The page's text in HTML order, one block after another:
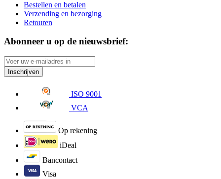
Bestellen en betalen
Verzending en bezorging
Retouren
Abonneer u op de nieuwsbrief:
Inschrijven
ISO 9001
VCA
Op rekening
iDeal
Bancontact
Visa